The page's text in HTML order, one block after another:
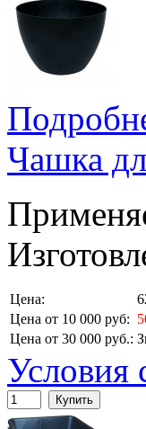
Чашка
Цена:
Цена от 10 000 руб:
Цена от 30 000 руб.:
Условия
Купить